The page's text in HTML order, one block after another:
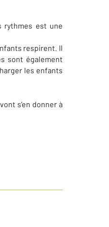
rythmes est une
respirent. Il
sont également
les enfants
s’en donner à